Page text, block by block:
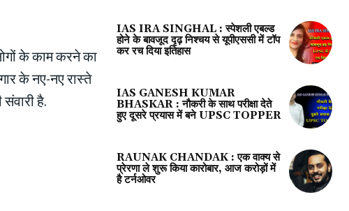
के काम करने का
के नए-नए रास्ते
है.
IAS IRA SINGHAL : स्पेशली एबल्ड
होने के बावजूद दृढ़ निश्चय से यूपीएससी में टॉप
कर रच दिया इतिहास
IAS GANESH KUMAR
BHASKAR : नौकरी के साथ परीक्षा देते
हुए दूसरे प्रयास में बने UPSC TOPPER
RAUNAK CHANDAK : एक वाक्य से
प्रेरणा ले शुरू किया कारोबार, आज करोड़ों में
है टर्नओवर